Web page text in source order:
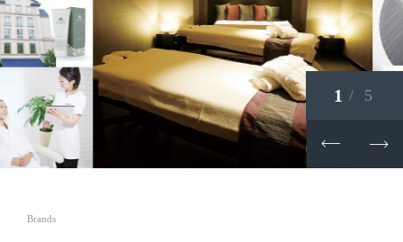
1 / 5
Brands